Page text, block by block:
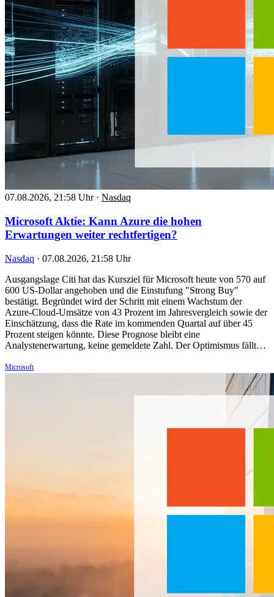
07.08.2026, 21:58 Uhr · Nasdaq
Microsoft Aktie: Kann Azure die hohen
Erwartungen weiter rechtfertigen?
Nasdaq · 07.08.2026, 21:58 Uhr
Ausgangslage Citi hat das Kursziel für Microsoft heute von 570 auf
600 US-Dollar angehoben und die Einstufung "Strong Buy"
bestätigt. Begründet wird der Schritt mit einem Wachstum der
Azure-Cloud-Umsätze von 43 Prozent im Jahresvergleich sowie der
Einschätzung, dass die Rate im kommenden Quartal auf über 45
Prozent steigen könnte. Diese Prognose bleibt eine
Analystenerwartung, keine gemeldete Zahl. Der Optimismus fällt…
Microsoft